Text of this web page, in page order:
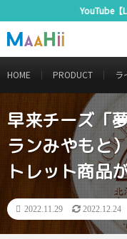
【LifeHacker ZOON’s】 配信
HOME PRODUCT ラ
早来チーズ「
ランみやもと
トレット商品
2022.11.29 2022.12.24